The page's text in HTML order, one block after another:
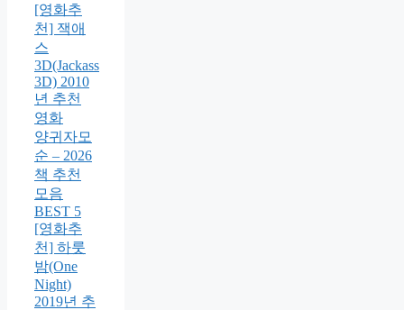
[영화추
천] 잭애
스
3D(Jackass
3D) 2010
년 추천
영화
양귀자모
순 – 2026
책 추천
모음
BEST 5
[영화추
천] 하룻
밤(One
Night)
2019년 추